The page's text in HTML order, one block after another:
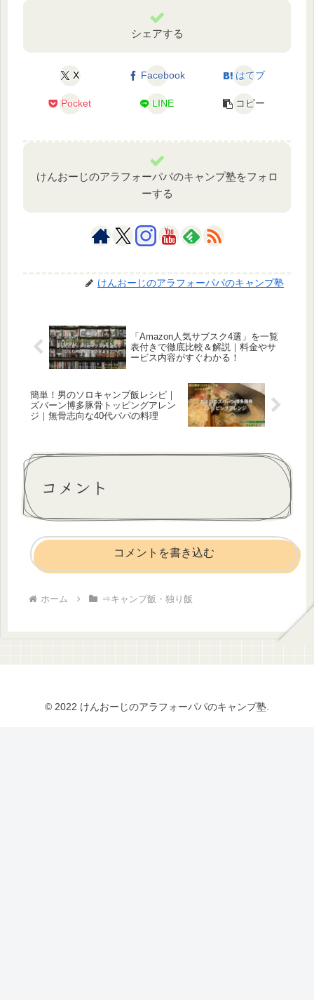
シェアする
X Facebook はてブ
Pocket LINE コピー
けんおーじのアラフォーパパのキャンプ塾をフォロ
ーする
けんおーじのアラフォーパパのキャンプ塾
「Amazon人気サブスク4選」を一覧
表付きで徹底比較＆解説｜料金やサ
ービス内容がすぐわかる！
簡単！男のソロキャンプ飯レシピ｜
ズバーン博多豚骨トッピングアレン
ジ｜無骨志向な40代パパの料理
コメント
コメントを書き込む
ホーム ⇒キャンプ飯・独り飯
© 2022 けんおーじのアラフォーパパのキャンプ塾.